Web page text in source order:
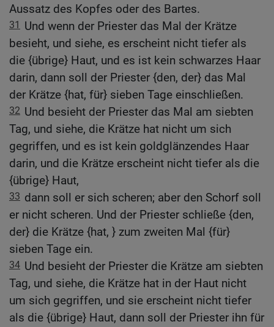
Aussatz des Kopfes oder des Bartes.
31 Und wenn der Priester das Mal der Krätze
besieht, und siehe, es erscheint nicht tiefer als
die {übrige} Haut, und es ist kein schwarzes Haar
darin, dann soll der Priester {den, der} das Mal
der Krätze {hat, für} sieben Tage einschließen.
32 Und besieht der Priester das Mal am siebten
Tag, und siehe, die Krätze hat nicht um sich
gegriffen, und es ist kein goldglänzendes Haar
darin, und die Krätze erscheint nicht tiefer als die
{übrige} Haut,
33 dann soll er sich scheren; aber den Schorf soll
er nicht scheren. Und der Priester schließe {den,
der} die Krätze {hat, } zum zweiten Mal {für}
sieben Tage ein.
34 Und besieht der Priester die Krätze am siebten
Tag, und siehe, die Krätze hat in der Haut nicht
um sich gegriffen, und sie erscheint nicht tiefer
als die {übrige} Haut, dann soll der Priester ihn für